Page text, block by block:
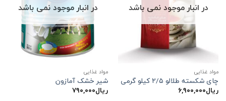
در انبار موجود نمی باشد
مواد غذایی
چای شکسته طلالو ۲/۵ کیلو گرمی
ریال۶,۹۰۰,۰۰۰
در انبار موجود نمی باشد
مواد غذایی
شیر خشک آمازون
ریال۷۹۰,۰۰۰